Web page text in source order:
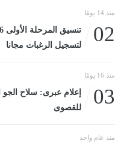
منذ 14 يومًا
02
لتسجيل الرغبات مجانا
منذ 16 يومًا
03
إعلام عبرى: سلاح الجو
للقصوى
منذ عام واحد